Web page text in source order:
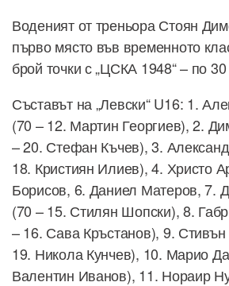
Воденият от треньора Стоян
първо място във временното
брой точки с „ЦСКА 1948“ – по 30
Съставът на „Левски“ U16: 1.
(70 – 12. Мартин Георгиев), 2.
– 20. Стефан Къчев), 3.
18. Кристиян Илиев), 4. Христо
Борисов, 6. Даниел Матеров, 7.
(70 – 15. Стилян Шопски), 8.
– 16. Сава Кръстанов), 9.
19. Никола Кунчев), 10. Марио
Валентин Иванов), 11. Нораир